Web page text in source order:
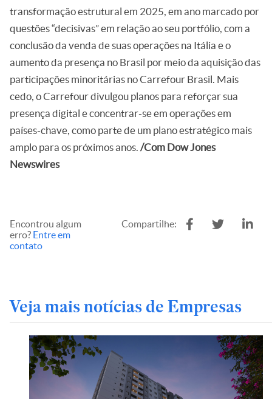
transformação estrutural em 2025, em ano marcado por
questões “decisivas” em relação ao seu portfólio, com a
conclusão da venda de suas operações na Itália e o
aumento da presença no Brasil por meio da aquisição das
participações minoritárias no Carrefour Brasil. Mais
cedo, o Carrefour divulgou planos para reforçar sua
presença digital e concentrar-se em operações em
países-chave, como parte de um plano estratégico mais
amplo para os próximos anos. /Com Dow Jones
Newswires
Encontrou algum
erro? Entre em
contato
Compartilhe:
Veja mais notícias de Empresas